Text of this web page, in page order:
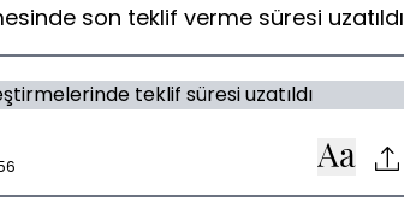
son teklif verme süresi uzatıldı